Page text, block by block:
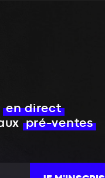
en direct
pré-ventes